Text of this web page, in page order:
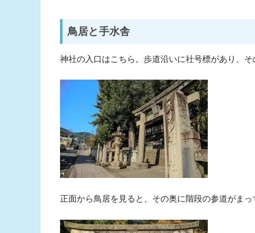
鳥居と手水舎
神社の入口はこちら。歩道沿いに社号標があり、そ
正面から鳥居を見ると、その奥に階段の参道がまっ